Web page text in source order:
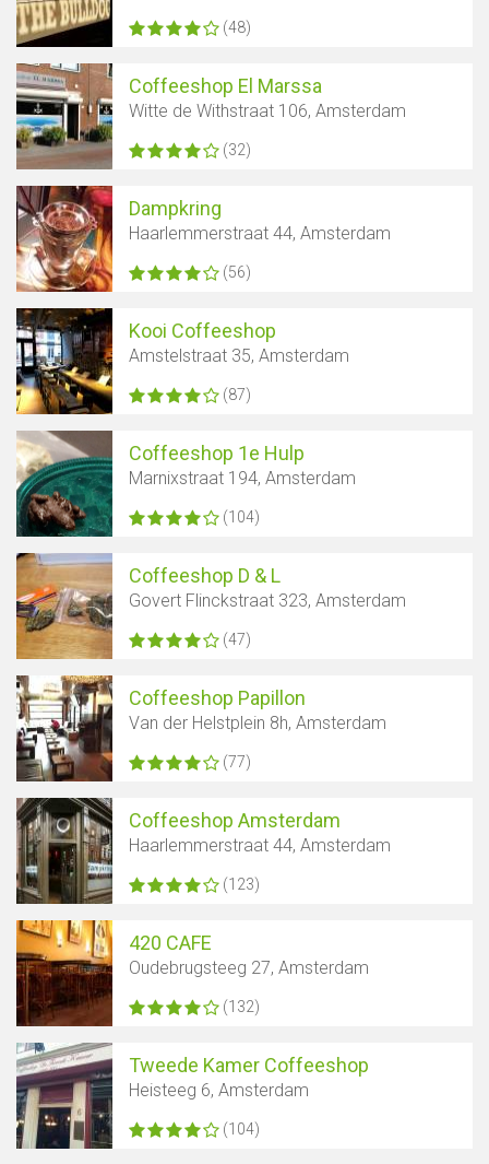
(48)
Coffeeshop El Marssa
Witte de Withstraat 106, Amsterdam
(32)
Dampkring
Haarlemmerstraat 44, Amsterdam
(56)
Kooi Coffeeshop
Amstelstraat 35, Amsterdam
(87)
Coffeeshop 1e Hulp
Marnixstraat 194, Amsterdam
(104)
Coffeeshop D & L
Govert Flinckstraat 323, Amsterdam
(47)
Coffeeshop Papillon
Van der Helstplein 8h, Amsterdam
(77)
Coffeeshop Amsterdam
Haarlemmerstraat 44, Amsterdam
(123)
420 CAFE
Oudebrugsteeg 27, Amsterdam
(132)
Tweede Kamer Coffeeshop
Heisteeg 6, Amsterdam
(104)